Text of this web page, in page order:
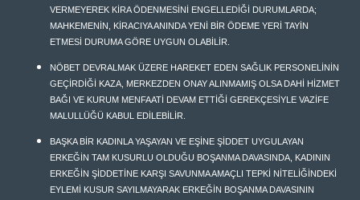
VERMEYEREK KİRA ÖDENMESİNİ ENGELLEDİĞİ DURUMLARDA;
MAHKEMENİN, KİRACIYA ANINDA YENİ BİR ÖDEME YERİ TAYİN
ETMESİ DURUMA GÖRE UYGUN OLABİLİR.
NÖBET DEVRALMAK ÜZERE HAREKET EDEN SAĞLIK PERSONELİNİN
GEÇİRDİĞİ KAZA, MERKEZDEN ONAY ALINMAMIŞ OLSA DAHİ HİZMET
BAĞI VE KURUM MENFAATİ DEVAM ETTİĞİ GEREKÇESİYLE VAZİFE
MALULLÜĞÜ KABUL EDİLEBİLİR.
BAŞKA BİR KADINLA YAŞAYAN VE EŞİNE ŞİDDET UYGULAYAN
ERKEĞİN TAM KUSURLU OLDUĞU BOŞANMA DAVASINDA, KADININ
ERKEĞİN ŞİDDETİNE KARŞI SAVUNMA AMAÇLI TEPKİ NİTELİĞİNDEKİ
EYLEMİ KUSUR SAYILMAYARAK ERKEĞİN BOŞANMA DAVASININ